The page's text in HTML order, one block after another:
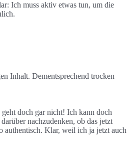
Ich muss aktiv etwas tun, um die
Inhalt. Dementsprechend trocken
doch gar nicht! Ich kann doch
nachzudenken, ob das jetzt
authentisch. Klar, weil ich ja jetzt auch